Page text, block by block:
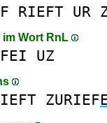
RIEFT UR
im Wort RnL
FEI UZ
IEFT ZURIEF